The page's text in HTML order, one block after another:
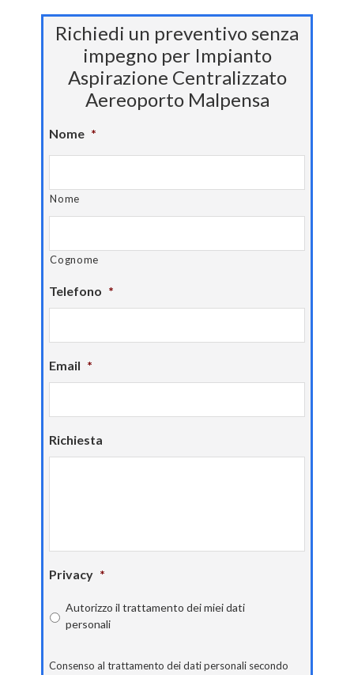
Richiedi un preventivo senza
impegno per Impianto
Aspirazione Centralizzato
Aereoporto Malpensa
Nome *
Nome
Cognome
Telefono *
Email *
Richiesta
Privacy *
Autorizzo il trattamento dei miei dati
personali
Consenso al trattamento dei dati personali secondo